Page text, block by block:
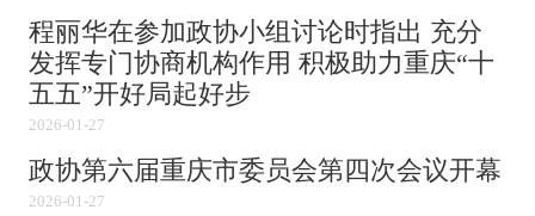
程丽华在参加政协小组讨论时指出 充分
发挥专门协商机构作用 积极助力重庆“十
五五”开好局起好步
2026-01-27
政协第六届重庆市委员会第四次会议开幕
2026-01-27